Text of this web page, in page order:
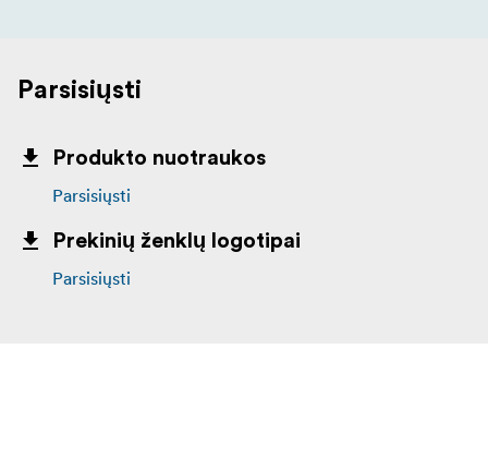
Parsisiųsti
Produkto nuotraukos
Parsisiųsti
Prekinių ženklų logotipai
Parsisiųsti